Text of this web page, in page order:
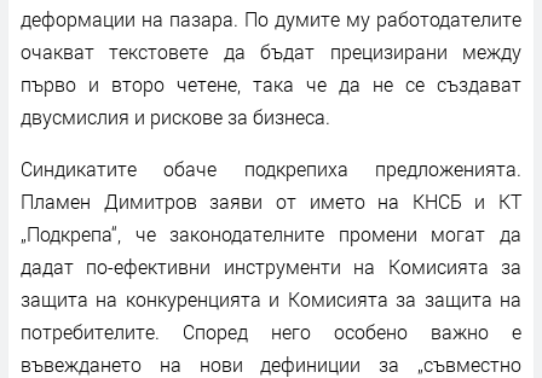
деформации на пазара. По думите му работодателите
очакват текстовете да бъдат прецизирани между
първо и второ четене, така че да не се създават
двусмислия и рискове за бизнеса.
Синдикатите обаче подкрепиха предложенията.
Пламен Димитров заяви от името на КНСБ и КТ
„Подкрепа“, че законодателните промени могат да
дадат по-ефективни инструменти на Комисията за
защита на конкуренцията и Комисията за защита на
потребителите. Според него особено важно е
въвеждането на нови дефиниции за „съвместно